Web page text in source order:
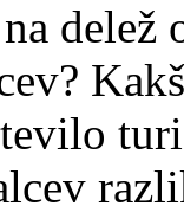
delež